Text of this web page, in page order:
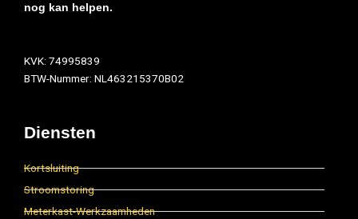
nog kan helpen.
KVK: 74995839
BTW-Nummer: NL463215370B02
Diensten
Kortsluiting
Stroomstoring
Meterkast-Werkzaamheden